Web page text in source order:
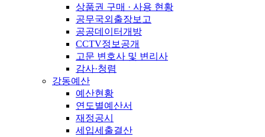
상품권 구매 · 사용 현황
공무국외출장보고
공공데이터개방
CCTV정보공개
고문 변호사 및 변리사
감사·청렴
강동예산
예산현황
연도별예산서
재정공시
세입세출결산